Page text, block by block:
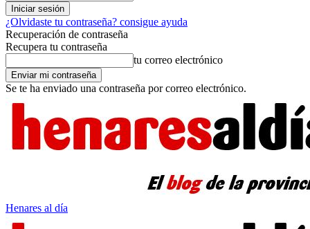
¿Olvidaste tu contraseña? consigue ayuda
Recuperación de contraseña
Recupera tu contraseña
tu correo electrónico
Se te ha enviado una contraseña por correo electrónico.
Henares al día